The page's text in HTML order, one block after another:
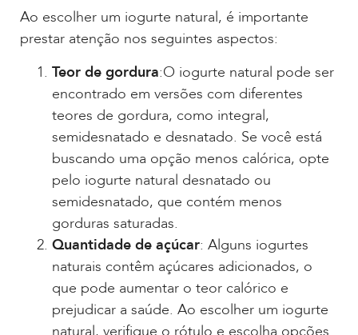
Ao escolher um iogurte natural, é importante
prestar atenção nos seguintes aspectos:
Teor de gordura:O iogurte natural pode ser
encontrado em versões com diferentes
teores de gordura, como integral,
semidesnatado e desnatado. Se você está
buscando uma opção menos calórica, opte
pelo iogurte natural desnatado ou
semidesnatado, que contém menos
gorduras saturadas.
Quantidade de açúcar: Alguns iogurtes
naturais contêm açúcares adicionados, o
que pode aumentar o teor calórico e
prejudicar a saúde. Ao escolher um iogurte